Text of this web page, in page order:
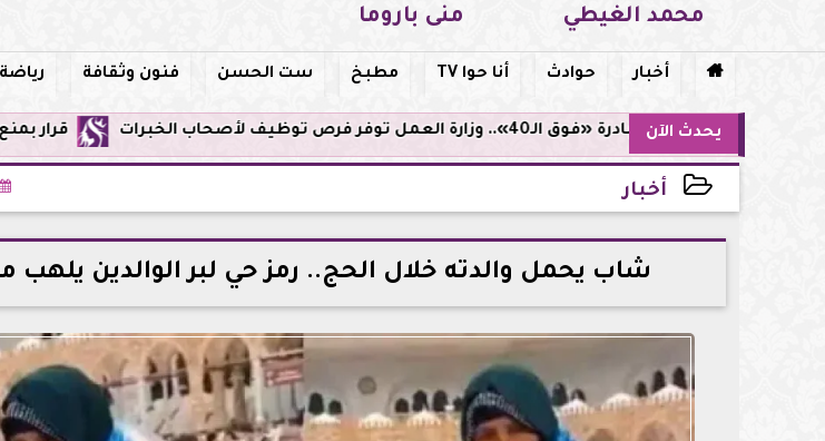
محمد الغيطي منى باروما
 أخبار حوادث أنا حوا TV مطبخ ست الحسن فنون وثقافة رياضة
يحدث الآن قرار بمنع ظهور باربرا أونيل مبادرة «فوق الـ40».. وزارة العمل توفر فرص توظيف لأصحاب الخبرات
أخبار
2026-05-26 15:01:48
شاب يحمل والدته خلال الحج.. رمز حي لبر الوالدين يلهب